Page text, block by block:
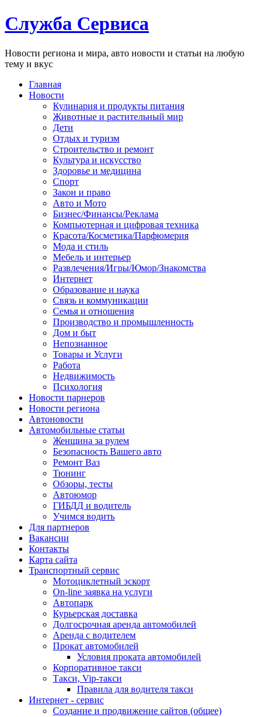
Служба Сервиса
Новости региона и мира, авто новости и статьи на любую
тему и вкус
Главная
Новости
Кулинария и продукты питания
Животные и растительный мир
Дети
Отдых и туризм
Строительство и ремонт
Культура и искусство
Здоровье и медицина
Спорт
Закон и право
Авто и Мото
Бизнес/Финансы/Реклама
Компьютерная и цифровая техника
Красота/Косметика/Парфюмерия
Мода и стиль
Мебель и интерьер
Развлечения/Игры/Юмор/Знакомства
Интернет
Образование и наука
Связь и коммуникации
Семья и отношения
Производство и промышленность
Дом и быт
Непознанное
Товары и Услуги
Работа
Недвижимость
Психология
Новости парнеров
Новости региона
Автоновости
Автомобильные статьи
Женщина за рулем
Безопасность Вашего авто
Ремонт Ваз
Тюнинг
Обзоры, тесты
Автоюмор
ГИБДД и водитель
Учимся водить
Для партнеров
Вакансии
Контакты
Карта сайта
Транспортный сервис
Мотоциклетный эскорт
On-line заявка на услуги
Автопарк
Курьерская доставка
Долгосрочная аренда автомобилей
Аренда с водителем
Прокат автомобилей
Условия проката автомобилей
Корпоративное такси
Такси, Vip-такси
Правила для водителя такси
Интернет - сервис
Создание и продвижение сайтов (общее)